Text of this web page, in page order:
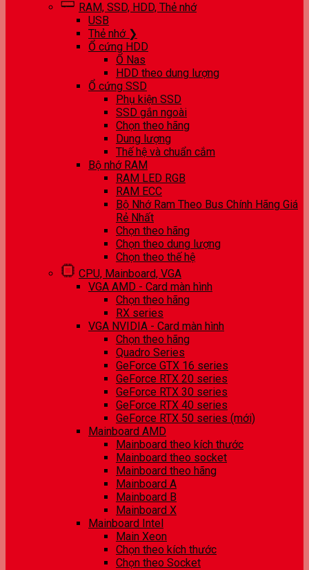
RAM, SSD, HDD, Thẻ nhớ
USB
Thẻ nhớ ❯
Ổ cứng HDD
Ổ Nas
HDD theo dung lượng
Ổ cứng SSD
Phụ kiện SSD
SSD gắn ngoài
Chọn theo hãng
Dung lượng
Thế hệ và chuẩn cắm
Bộ nhớ RAM
RAM LED RGB
RAM ECC
Bộ Nhớ Ram Theo Bus Chính Hãng Giá
Rẻ Nhất
Chọn theo hãng
Chọn theo dung lượng
Chọn theo thế hệ
CPU, Mainboard, VGA
VGA AMD - Card màn hình
Chọn theo hãng
RX series
VGA NVIDIA - Card màn hình
Chọn theo hãng
Quadro Series
GeForce GTX 16 series
GeForce RTX 20 series
GeForce RTX 30 series
GeForce RTX 40 series
GeForce RTX 50 series (mới)
Mainboard AMD
Mainboard theo kích thước
Mainboard theo socket
Mainboard theo hãng
Mainboard A
Mainboard B
Mainboard X
Mainboard Intel
Main Xeon
Chọn theo kích thước
Chọn theo Socket